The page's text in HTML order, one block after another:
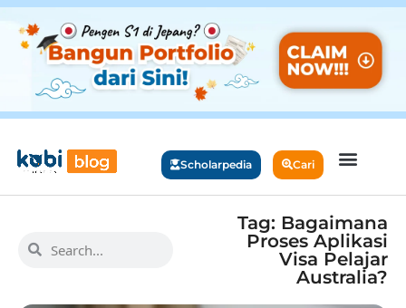
Scholarpedia Cari
Tag: Bagaimana
Proses Aplikasi
Visa Pelajar
Australia?